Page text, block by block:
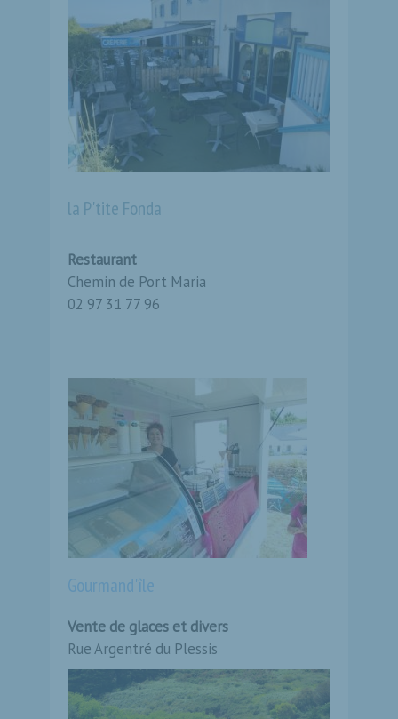
la P'tite Fonda
Restaurant
Chemin de Port Maria
02 97 31 77 96
Gourmand'île
Vente de glaces et divers
Rue Argentré du Plessis